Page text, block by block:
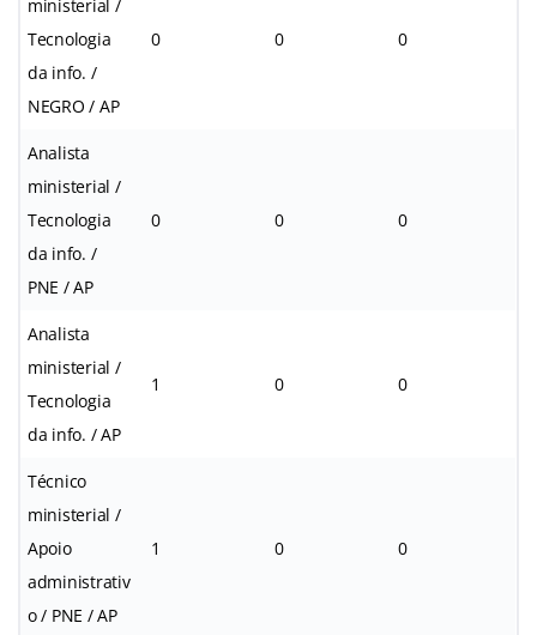
ministerial /
Tecnologia
da info. /
NEGRO / AP
0 0 0
Analista
ministerial /
Tecnologia
da info. /
PNE / AP
0 0 0
Analista
ministerial /
Tecnologia
da info. / AP
1 0 0
Técnico
ministerial /
Apoio
administrativ
o / PNE / AP
1 0 0